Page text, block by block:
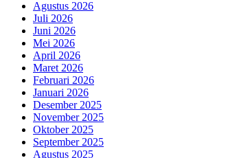
Agustus 2026
Juli 2026
Juni 2026
Mei 2026
April 2026
Maret 2026
Februari 2026
Januari 2026
Desember 2025
November 2025
Oktober 2025
September 2025
Agustus 2025